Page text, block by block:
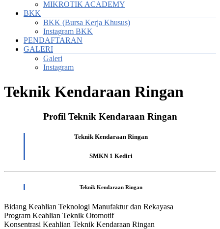
MIKROTIK ACADEMY
BKK
BKK (Bursa Kerja Khusus)
Instagram BKK
PENDAFTARAN
GALERI
Galeri
Instagram
Teknik Kendaraan Ringan
Profil Teknik Kendaraan Ringan
Teknik Kendaraan Ringan
SMKN 1 Kediri
Teknik Kendaraan Ringan
Bidang Keahlian Teknologi Manufaktur dan Rekayasa
Program Keahlian Teknik Otomotif
Konsentrasi Keahlian Teknik Kendaraan Ringan